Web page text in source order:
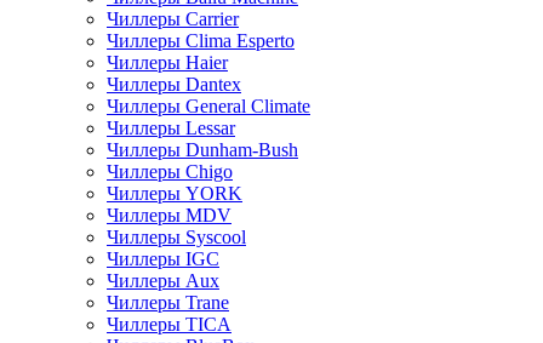
Чиллеры Carrier
Чиллеры Clima Esperto
Чиллеры Haier
Чиллеры Dantex
Чиллеры General Climate
Чиллеры Lessar
Чиллеры Dunham-Bush
Чиллеры Chigo
Чиллеры YORK
Чиллеры MDV
Чиллеры Syscool
Чиллеры IGC
Чиллеры Aux
Чиллеры Trane
Чиллеры TICA